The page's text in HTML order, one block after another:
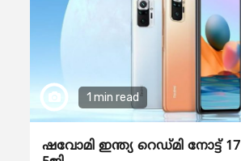
1 min read
ഷവോമി ഇന്ത്യ റെഡ്മി നോട്ട് 17